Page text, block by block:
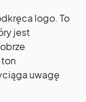
logo. To
jest
uwagę